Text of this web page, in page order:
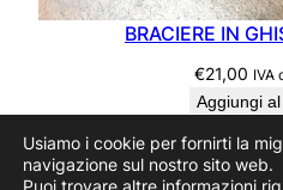
BRACIERE IN
€21,00 IVA
Aggiungi
Usiamo i cookie per fornirti la
navigazione sul nostro sito web.
Puoi trovare altre informazioni